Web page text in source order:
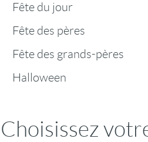
Fête du jour
Fête des pères
Fête des grands-pères
Halloween
Choisissez